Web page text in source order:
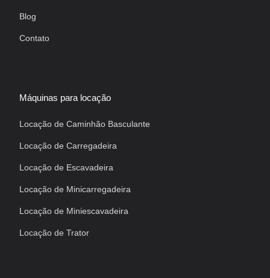
Blog
Contato
Máquinas para locação
Locação de Caminhão Basculante
Locação de Carregadeira
Locação de Escavadeira
Locação de Minicarregadeira
Locação de Miniescavadeira
Locação de Trator